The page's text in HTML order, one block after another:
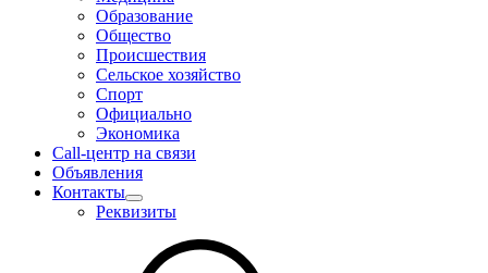
Образование
Общество
Происшествия
Сельское хозяйство
Спорт
Официально
Экономика
Call-центр на связи
Объявления
Контакты
Реквизиты